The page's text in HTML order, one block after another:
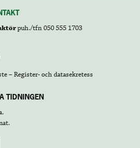
puh./tfn 050 555 1703
– Register- och datasekretess
TIDNINGEN
.
.